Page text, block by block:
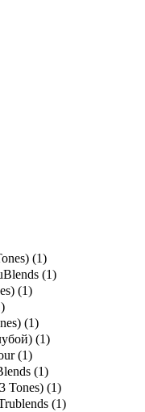
(1)
(1)
(1)
(1)
(1)
(1)
(1)
Tones) (1)
(1)